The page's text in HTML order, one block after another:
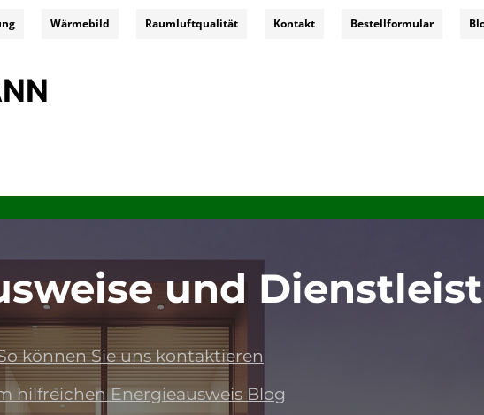
Wärmebild Raumluftqualität Kontakt Bestellformular
und
österreich, energieausweisvorlagegesetz, energieausweis haus, energieausweis online, energieausweis für förderung, energieausweis
wels, energieausweis altes haus, energieausweis abfragen, energieausweis ablaufdatum, energieausweis ablauf, energieausweis angaben,
können Sie uns kontaktieren
hilfreichen Energieausweis Blog